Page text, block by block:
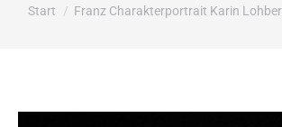
Sie befinden sich hier:
Start Franz Charakterportrait Karin